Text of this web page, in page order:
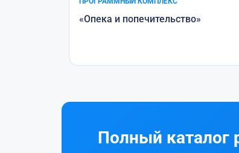
«Опека и попечительство»
Полный каталог